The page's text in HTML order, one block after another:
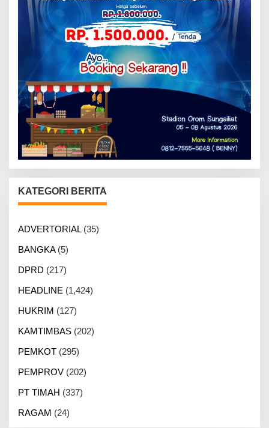
KATEGORI BERITA
ADVERTORIAL(35)
BANGKA(5)
DPRD (217)
HEADLINE (1,424)
HUKRIM (127)
KAMTIMBAS (202)
PEMKOT (295)
PEMPROV (202)
PT TIMAH (337)
RAGAM (24)